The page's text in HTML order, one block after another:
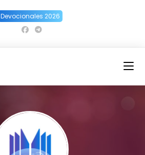
Devocionales 2026